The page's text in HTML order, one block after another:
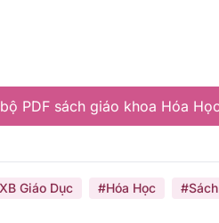
PDF sách giáo khoa Hóa
Giáo Dục #Hóa Học